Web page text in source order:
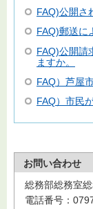
FAQ)公開さ
FAQ)郵送に
FAQ)公開請
ますか。
FAQ）芦屋
FAQ）市民
お問い合わせ
総務部総務室
電話番号：